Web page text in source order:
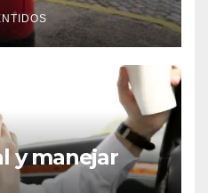
y manejar